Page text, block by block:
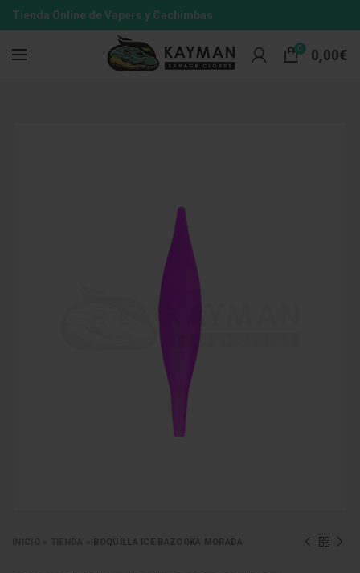
Tienda Online de Vapers y Cachimbas
0 0,00€
BOQUILLA ICE BAZOOKA MORADA